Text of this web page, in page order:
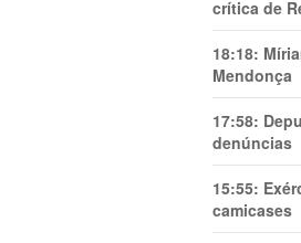
crítica de
18:18:
Mendonça
17:58:
denúncias
15:55:
camicases